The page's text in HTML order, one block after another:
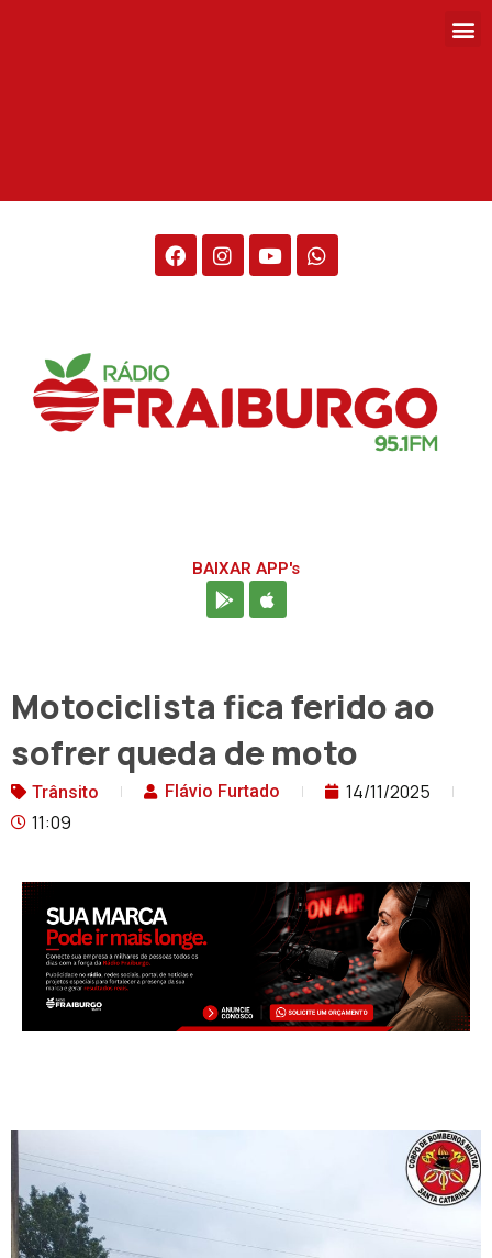
BAIXAR APP's
Motociclista fica ferido ao
sofrer queda de moto
Trânsito Flávio Furtado
14/11/2025
11:09